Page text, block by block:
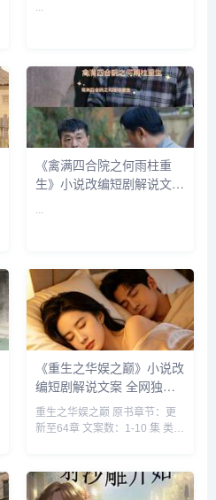
...
《禽满四合院之何雨柱重
生》小说改编短剧解说文案
...
《重生之华娱之巅》小说改
编短剧解说文案 全网独家
下载
重生之华娱之巅 原书章节：更
新至64章 文案数：1-10 集 类